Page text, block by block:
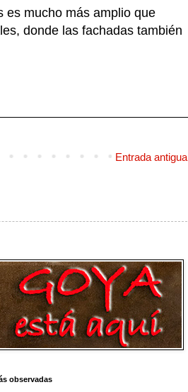
mucho más amplio que
donde las fachadas también
Entrada antigua
observadas